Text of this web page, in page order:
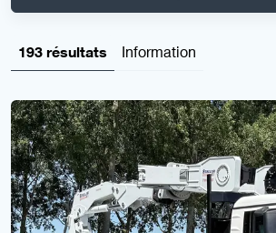
193 résultats Information